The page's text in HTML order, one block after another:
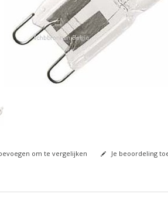
om te vergelijken Je beoordeling